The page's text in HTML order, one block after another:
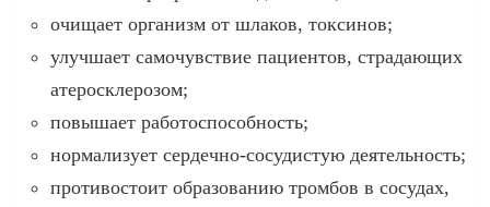
очищает организм от шлаков, токсинов;
улучшает самочувствие пациентов, страдающих
атеросклерозом;
повышает работоспособность;
нормализует сердечно-сосудистую деятельность;
противостоит образованию тромбов в сосудах,